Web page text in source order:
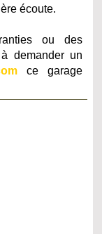
écoute.
ou des
demander un
ce garage